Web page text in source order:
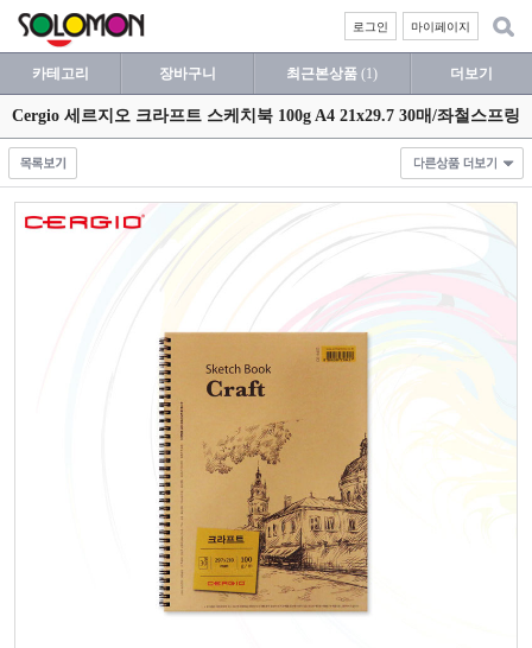
마이페이지
로그인
카테고리 장바구니 최근본상품 (1) 더보기
Cergio 세르지오 크라프트 스케치북 100g A4 21x29.7 30매/좌철스프링